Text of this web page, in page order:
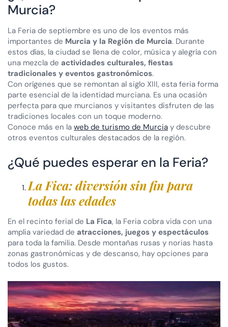
Murcia?
La Feria de septiembre es uno de los eventos más
importantes de Murcia y la Región de Murcia. Durante
estos días, la ciudad se llena de color, música y alegría con
una mezcla de actividades culturales, fiestas
tradicionales y eventos gastronómicos.
Con orígenes que se remontan al siglo XIII, esta feria forma
parte esencial de la identidad murciana. Es una ocasión
perfecta para que murcianos y visitantes disfruten de las
tradiciones locales con un toque moderno.
Conoce más en la web de turismo de Murcia y descubre
otros eventos culturales destacados de la región.
¿Qué puedes esperar en la Feria?
La Fica: diversión sin fin para
todas las edades
En el recinto ferial de La Fica, la Feria cobra vida con una
amplia variedad de atracciones, juegos y espectáculos
para toda la familia. Desde montañas rusas y norias hasta
zonas gastronómicas y de descanso, hay opciones para
todos los gustos.